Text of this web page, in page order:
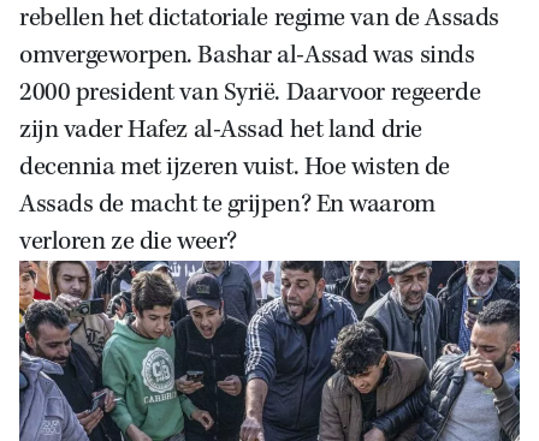
Zoek
rebellen het dictatoriale regime van de Assads
omvergeworpen. Bashar al-Assad was sinds
2000 president van Syrië. Daarvoor regeerde
zijn vader Hafez al-Assad het land drie
decennia met ijzeren vuist. Hoe wisten de
Assads de macht te grijpen? En waarom
verloren ze die weer?